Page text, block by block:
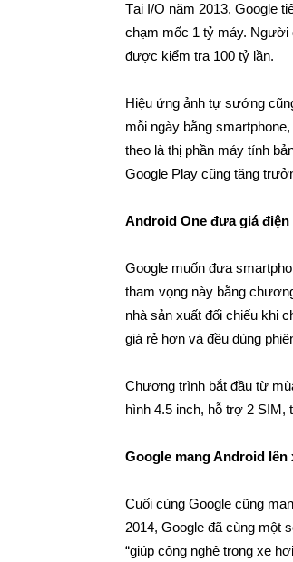
Tại I/O năm 2013, Google
chạm mốc 1 tỷ máy. Người
được kiểm tra 100 tỷ lần.
Hiệu ứng ảnh tự sướng
mỗi ngày bằng
theo là thị phần máy tính
Google Play cũng tăng
Android One đưa giá
Google muốn đưa
tham vọng này bằng
nhà sản xuất đối chiếu khi
giá rẻ hơn và đều dùng
Chương trình bắt đầu từ
hình 4.5 inch, hỗ trợ 2
Google mang Android lên
Cuối cùng Google cũng
2014, Google đã cùng một
“giúp công nghệ trong xe